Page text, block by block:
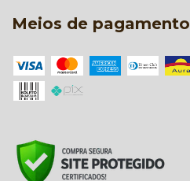
Meios de pagamento